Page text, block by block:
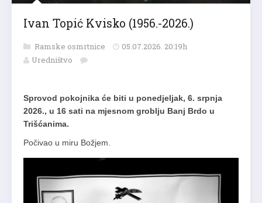
Ivan Topić Kvisko (1956.-2026.)
Ramske osmrtnice
05.07.2026. 20:19h
Uredništvo
Sprovod pokojnika će biti u ponedjeljak, 6. srpnja
2026., u 16 sati na mjesnom groblju Banj Brdo u
Trišćanima.
Počivao u miru Božjem.